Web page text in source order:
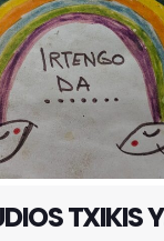
TXIKIS Y